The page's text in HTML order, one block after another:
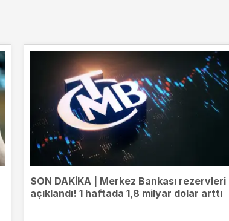
SON DAKİKA | Merkez Bankası rezervleri
açıklandı! 1 haftada 1,8 milyar dolar arttı